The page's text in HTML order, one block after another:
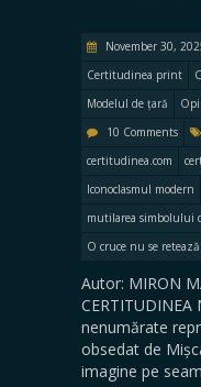
November 30,
Certitudinea print
Modelul de țară
10 Comments
certitudinea.com
Iconoclasmul modern
mutilarea simbolului
O cruce nu se retează
Autor: MIRON
nenumărate
obsedat de
imagine pe